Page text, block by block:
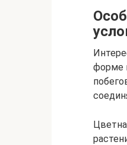
форме